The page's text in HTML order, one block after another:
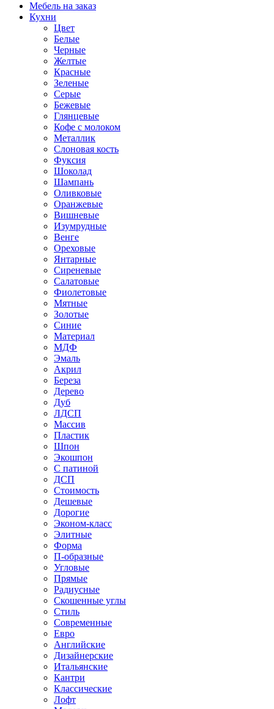
Мебель на заказ
Кухни
Цвет
Белые
Черные
Желтые
Красные
Зеленые
Серые
Бежевые
Глянцевые
Кофе с молоком
Металлик
Слоновая кость
Фуксия
Шоколад
Шампань
Оливковые
Оранжевые
Вишневые
Изумрудные
Венге
Ореховые
Янтарные
Сиреневые
Салатовые
Фиолетовые
Мятные
Золотые
Синие
Материал
МДФ
Эмаль
Акрил
Береза
Дерево
Дуб
ЛДСП
Массив
Пластик
Шпон
Экошпон
С патиной
ДСП
Стоимость
Дешевые
Дорогие
Эконом-класс
Элитные
Форма
П-образные
Угловые
Прямые
Радиусные
Скошенные углы
Стиль
Современные
Евро
Английские
Дизайнерские
Итальянские
Кантри
Классические
Лофт